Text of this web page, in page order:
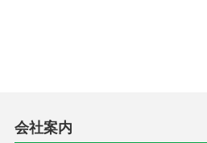
会社案内